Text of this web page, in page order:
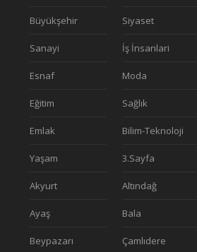
Büyükşehir Siyaset
Sanayi İş İnsanlari
Esnaf Moda
Eğitim Sağlık
Emlak Bilim-Teknoloji
Yaşam 3.Sayfa
Akyurt Altındağ
Ayaş Bala
Beypazarı Çamlıdere